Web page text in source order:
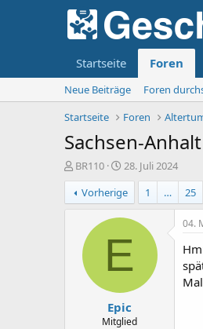
Startseite Foren
Neue Beiträge
Foren
Startseite
Foren
Sachsen-
E
r
s
t
BR110
E
r
s
t
e
l
t
m
28. Juli 2024
Vorherige
1 … 25
E
Epic
Mitglied
04.